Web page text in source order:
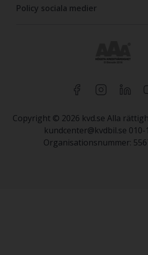
Policy sociala medier
Copyright © 2026 kvd.se Alla
kundcenter@kvdbil.se 010-
Organisationsnummer: